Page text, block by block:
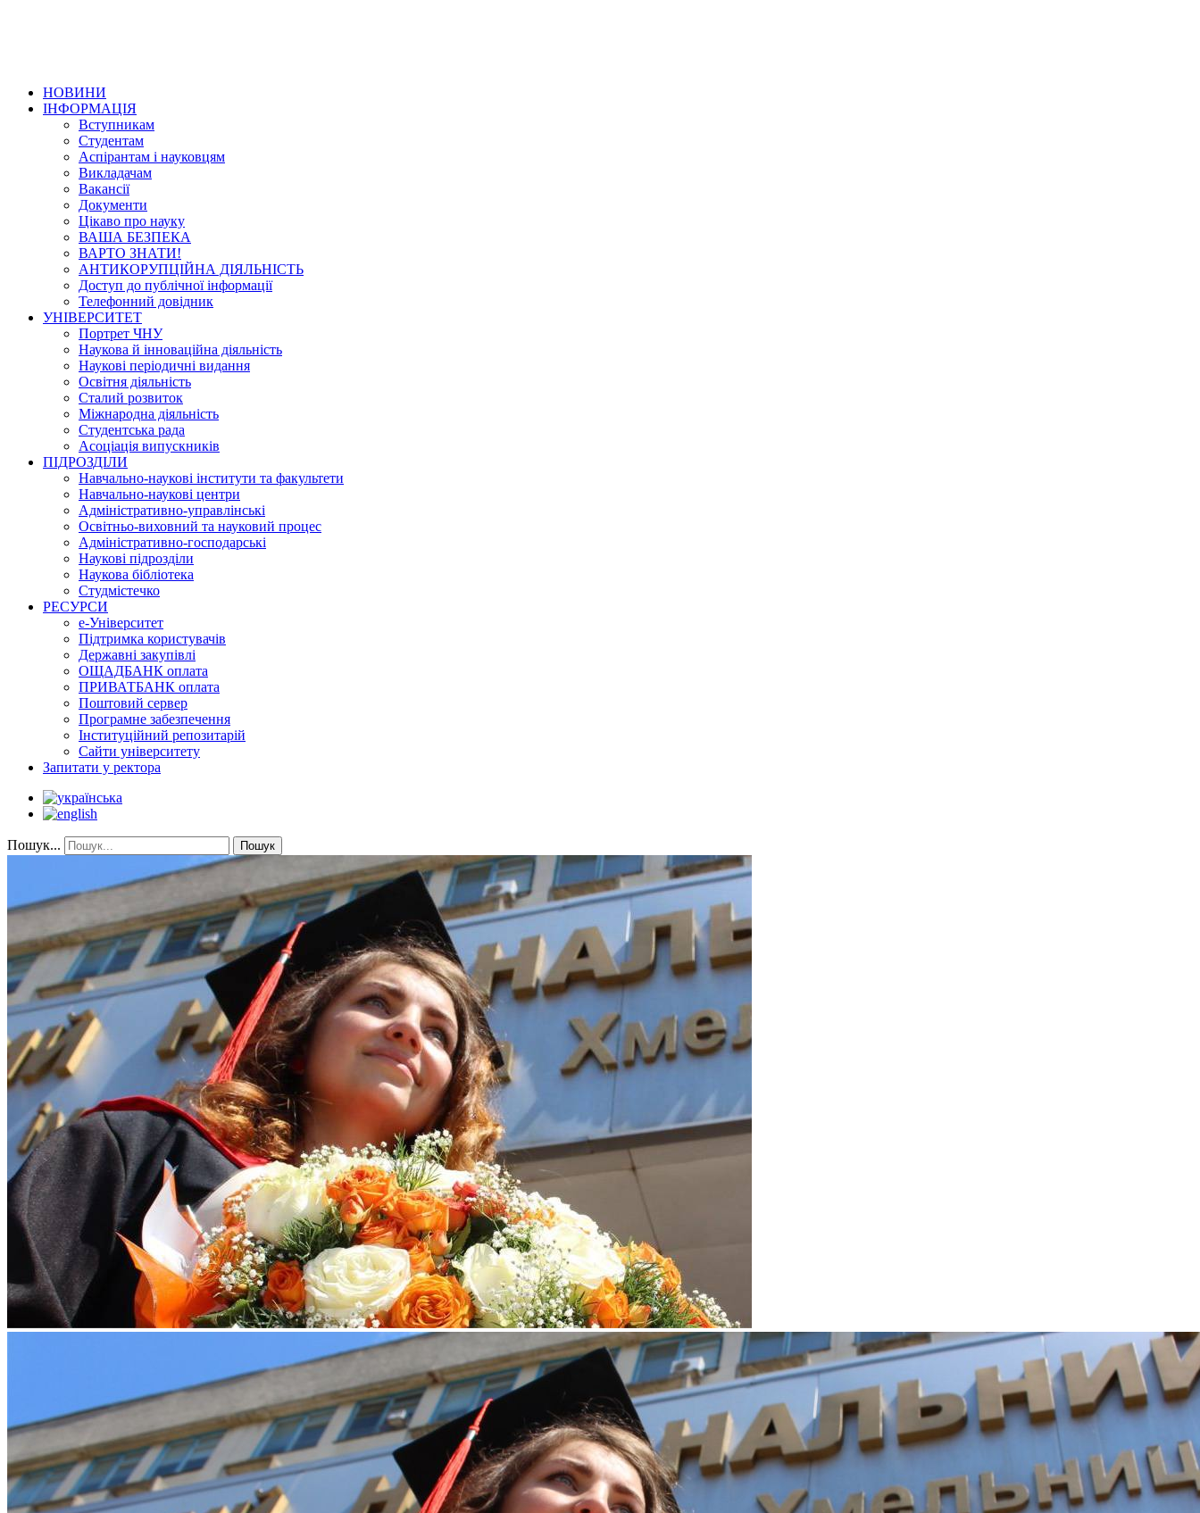
НОВИНИ
ІНФОРМАЦІЯ
Вступникам
Студентам
Аспірантам і науковцям
Викладачам
Вакансії
Документи
Цікаво про науку
ВАША БЕЗПЕКА
ВАРТО ЗНАТИ!
АНТИКОРУПЦІЙНА ДІЯЛЬНІСТЬ
Доступ до публічної інформації
Телефонний довідник
УНІВЕРСИТЕТ
Портрет ЧНУ
Наукова й інноваційна діяльність
Наукові періодичні видання
Освітня діяльність
Сталий розвиток
Міжнародна діяльність
Студентська рада
Асоціація випускників
ПІДРОЗДІЛИ
Навчально-наукові інститути та факультети
Навчально-наукові центри
Адміністративно-управлінські
Освітньо-виховний та науковий процес
Адміністративно-господарські
Наукові підрозділи
Наукова бібліотека
Студмістечко
РЕСУРСИ
е-Університет
Підтримка користувачів
Державні закупівлі
ОЩАДБАНК оплата
ПРИВАТБАНК оплата
Поштовий сервер
Програмне забезпечення
Інституційний репозитарій
Сайти університету
Запитати у ректора
Пошук... Пошук